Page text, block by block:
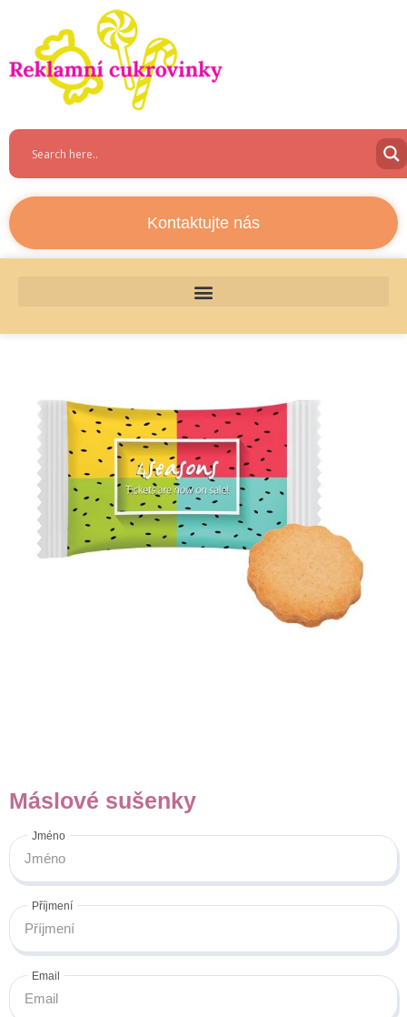
Kontaktujte nás
Máslové sušenky
Jméno
Příjmení
Email